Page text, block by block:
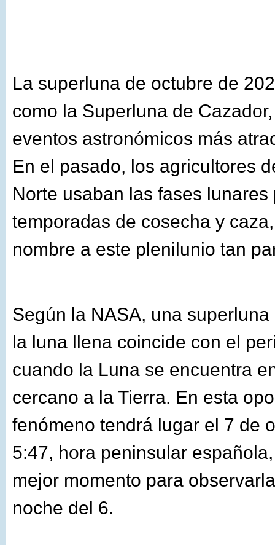
La superluna de octubre de
como la Superluna de
eventos astronómicos más
En el pasado, los agricultores
Norte usaban las fases
temporadas de cosecha y
nombre a este plenilunio tan
Según la NASA, una
la luna llena coincide con el
cuando la Luna se encuentra
cercano a la Tierra. En esta
fenómeno tendrá lugar el 7 de
5:47, hora peninsular
mejor momento para
noche del 6.